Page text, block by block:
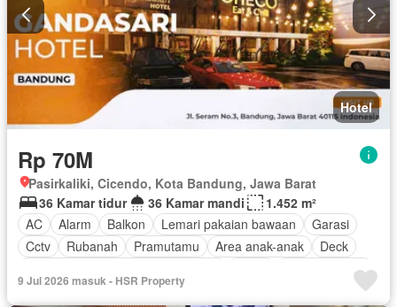
Hotel
Rp 70M
Pasirkaliki, Cicendo, Kota Bandung, Jawa Barat
36 Kamar tidur
36 Kamar mandi
1.452 m²
AC
Alarm Balkon Lemari pakaian bawaan
Garasi
Cctv
Rubanah Pramutamu Area anak-anak
Deck
Dapur lengkap
Perapian
Fully fenced Taman
9 Jul 2026 masuk - HSR Property